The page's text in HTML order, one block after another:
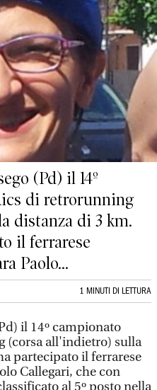
(Pd) il 14º
di retrorunning
distanza di 3 km.
il ferrarese
Paolo...
1 MINUTI DI LETTURA
il 14º campionato
(corsa all'indietro) sulla
partecipato il ferrarese
Callegari, che con
al 5º posto nella